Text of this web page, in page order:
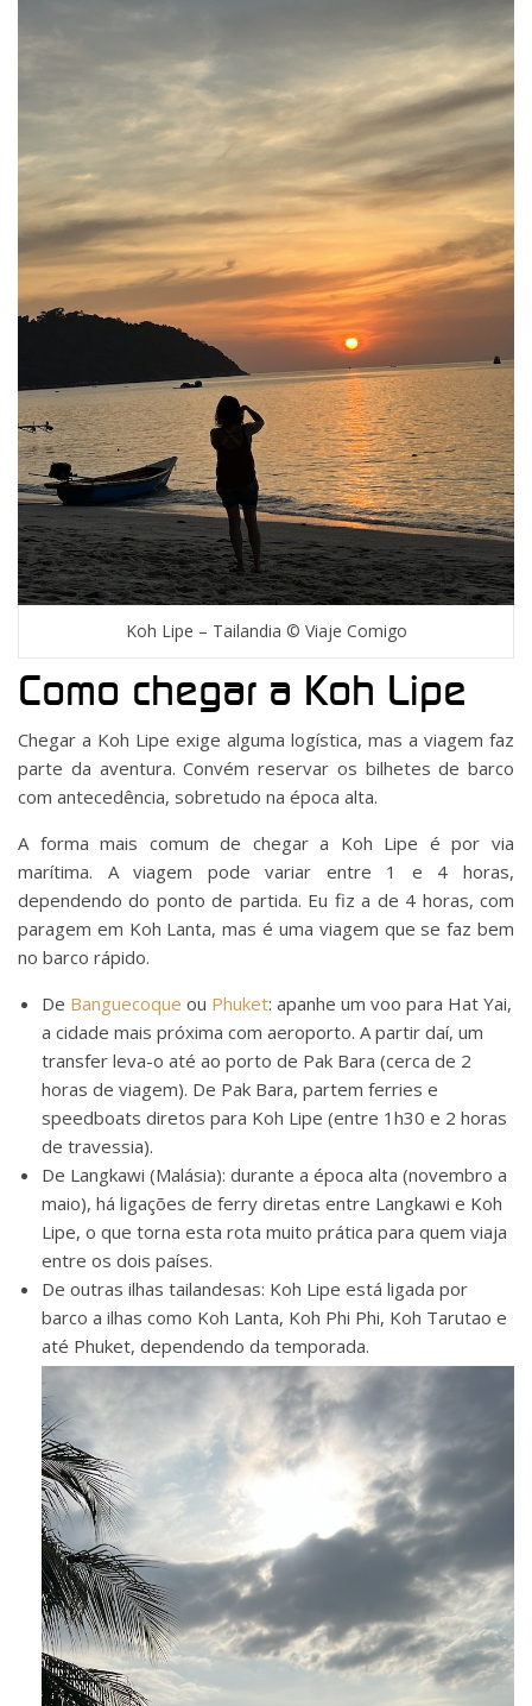
Koh Lipe – Tailandia © Viaje Comigo
Como chegar a Koh Lipe
Chegar a Koh Lipe exige alguma logística, mas a viagem faz
parte da aventura. Convém reservar os bilhetes de barco
com antecedência, sobretudo na época alta.
A forma mais comum de chegar a Koh Lipe é por via
marítima. A viagem pode variar entre 1 e 4 horas,
dependendo do ponto de partida. Eu fiz a de 4 horas, com
paragem em Koh Lanta, mas é uma viagem que se faz bem
no barco rápido.
De Banguecoque ou Phuket: apanhe um voo para Hat Yai,
a cidade mais próxima com aeroporto. A partir daí, um
transfer leva-o até ao porto de Pak Bara (cerca de 2
horas de viagem). De Pak Bara, partem ferries e
speedboats diretos para Koh Lipe (entre 1h30 e 2 horas
de travessia).
De Langkawi (Malásia): durante a época alta (novembro a
maio), há ligações de ferry diretas entre Langkawi e Koh
Lipe, o que torna esta rota muito prática para quem viaja
entre os dois países.
De outras ilhas tailandesas: Koh Lipe está ligada por
barco a ilhas como Koh Lanta, Koh Phi Phi, Koh Tarutao e
até Phuket, dependendo da temporada.